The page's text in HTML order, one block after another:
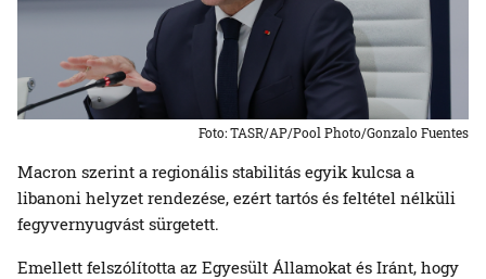
Foto: TASR/AP/Pool Photo/Gonzalo Fuentes
Macron szerint a regionális stabilitás egyik kulcsa a
libanoni helyzet rendezése, ezért tartós és feltétel nélküli
fegyvernyugvást sürgetett.
Emellett felszólította az Egyesült Államokat és Iránt, hogy